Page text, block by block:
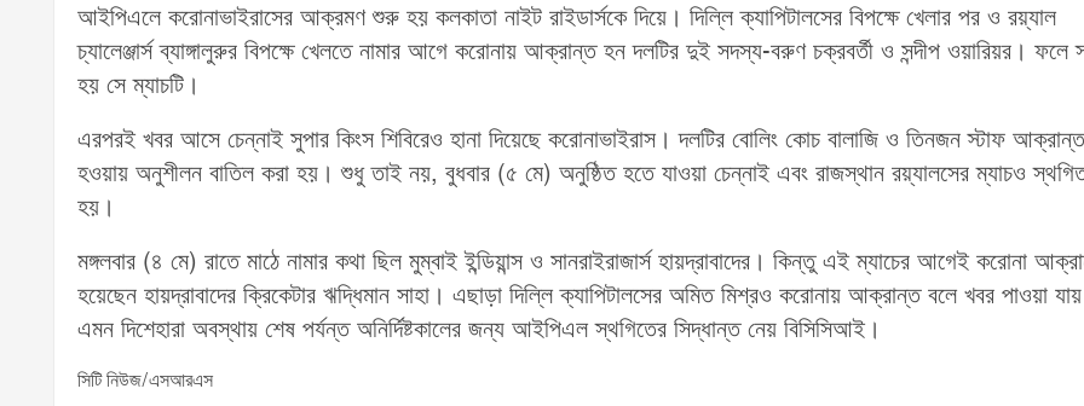
আইপিএলে করোনাভাইরাসের আক্রমণ শুরু হয় কলকাতা নাইট রাইডার্সকে দিয়ে। দিল্লি ক্যাপিটালসের বিপক্ষে খেলার পর ও রয়্যাল
চ্যালেঞ্জার্স ব্যাঙ্গালুরুর বিপক্ষে খেলতে নামার আগে করোনায় আক্রান্ত হন দলটির দুই সদস্য-বরুণ চক্রবর্তী ও সন্দীপ ওয়ারিয়র। ফলে
হয় সে ম্যাচটি।
এরপরই খবর আসে চেন্নাই সুপার কিংস শিবিরেও হানা দিয়েছে করোনাভাইরাস। দলটির বোলিং কোচ বালাজি ও তিনজন স্টাফ আক্রান্ত
হওয়ায় অনুশীলন বাতিল করা হয়। শুধু তাই নয়, বুধবার (৫ মে) অনুষ্ঠিত হতে যাওয়া চেন্নাই এবং রাজস্থান রয়্যালসের ম্যাচও
হয়।
মঙ্গলবার (৪ মে) রাতে মাঠে নামার কথা ছিল মুম্বাই ইন্ডিয়ান্স ও সানরাইরাজার্স হায়দ্রাবাদের। কিন্তু এই ম্যাচের আগেই করোনা
হয়েছেন হায়দ্রাবাদের ক্রিকেটার ঋদ্ধিমান সাহা। এছাড়া দিল্লি ক্যাপিটালসের অমিত মিশ্রও করোনায় আক্রান্ত বলে খবর পাওয়া
এমন দিশেহারা অবস্থায় শেষ পর্যন্ত অনির্দিষ্টকালের জন্য আইপিএল স্থগিতের সিদ্ধান্ত নেয় বিসিসিআই।
সিটি নিউজ/এসআরএস